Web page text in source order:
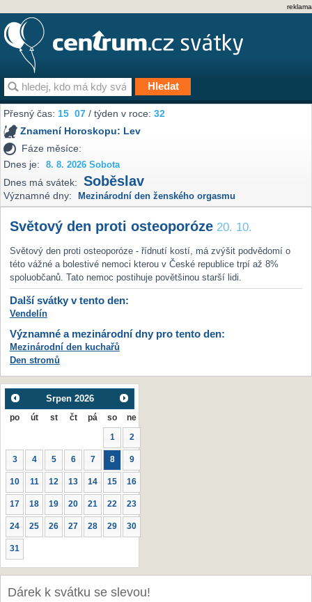
reklama
Přesný čas:15 07 / týden v roce:32
Znamení Horoskopu: Lev
Fáze měsíce:
Dnes je:
8. 8. 2026 Sobota
Dnes má svátek: Soběslav
Významné dny: Mezinárodní den ženského orgasmu
Světový den proti osteoporóze 20. 10.
Světový den proti osteoporóze - řídnutí kostí, má zvýšit podvědomí o
této vážné a bolestivé nemoci kterou v České republice trpí až 8%
spoluobčanů. Tato nemoc postihuje povětšinou starší lidi.
Další svátky v tento den:
Vendelín
Významné a mezinárodní dny pro tento den:
Mezinárodní den kuchařů
Den stromů
Srpen 2026
po út st čt pá so ne
1 2
3 4 5 6 7 8 9
10 11 12 13 14 15 16
17 18 19 20 21 22 23
24 25 26 27 28 29 30
31
Dárek k svátku se slevou!